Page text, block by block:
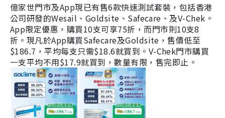
億家世門市及App現已有售6款快速測試套裝，包括香港
公司研發的Wesail、Goldsite、Safecare、及V-Chek。
App限定優惠，購買10支可享75折，而門市則10支8
折。現凡於App購買Safecare及Goldsite，售價低至
$186.7，平均每支只需$18.6就買到。V-Chek門市購買
一支平均不用$17.9就買到，數量有限，售完即止。